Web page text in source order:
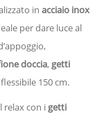
in acciaio inox
per dare luce al
doccia, getti
150 cm.
relax con i getti